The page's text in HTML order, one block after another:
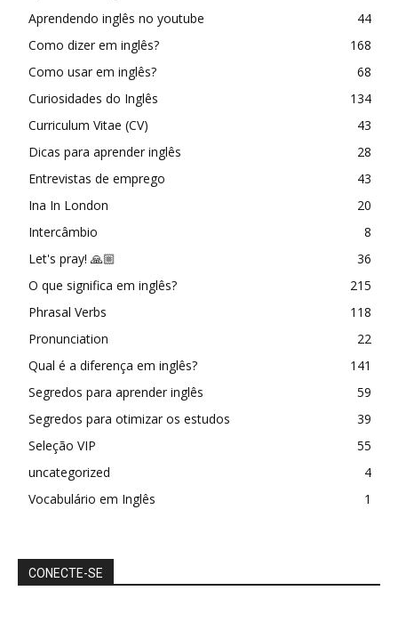
Aprendendo inglês no youtube
44
Como dizer em inglês?
168
Como usar em inglês?
68
Curiosidades do Inglês
134
Curriculum Vitae (CV)
43
Dicas para aprender inglês
28
Entrevistas de emprego
43
Ina In London
20
Intercâmbio
8
Let's pray! 🙏🏼
36
O que significa em inglês?
215
Phrasal Verbs
118
Pronunciation
22
Qual é a diferença em inglês?
141
Segredos para aprender inglês
59
Segredos para otimizar os estudos
39
Seleção VIP
55
uncategorized
4
Vocabulário em Inglês
1
CONECTE-SE